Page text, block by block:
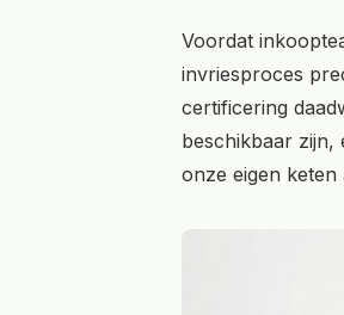
Voordat
invriesproces
certificering
beschikbaar zijn,
onze eigen